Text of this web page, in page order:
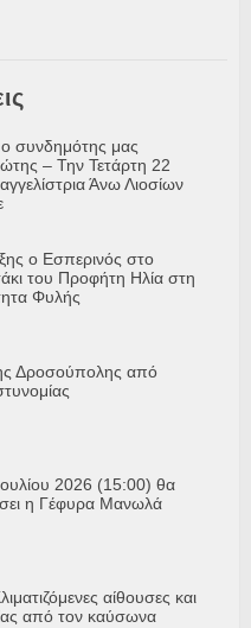
συνδημότης μας
– Την Τετάρτη 22
Άνω Λιοσίων
ο Εσπερινός στο
του Προφήτη Ηλία στη
Φυλής
Δροσούπολης από
2026 (15:00) θα
η Γέφυρα Μανωλά
αίθουσες και
από τον καύσωνα